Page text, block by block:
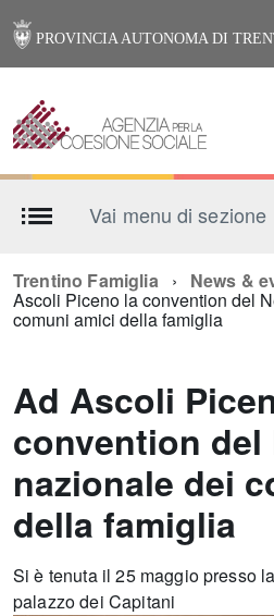
PROVINCIA AUTONOMA DI
Vai menu di sezione
Trentino Famiglia News &
Ascoli Piceno la convention del
comuni amici della famiglia
Ad Ascoli
convention del
nazionale dei
della famiglia
Si è tenuta il 25 maggio presso
palazzo dei Capitani